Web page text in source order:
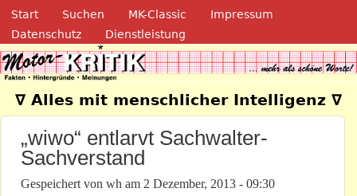
Direkt zum Inhalt
Navigation
Start Suchen MK-Classic
Impressum
Datenschutz
Dienstleistung
Motor-Kritik.de
∇ Alles mit menschlicher Intelligenz ∇
„wiwo“ entlarvt Sachwalter-
Sachverstand
Gespeichert von wh am 2 Dezember, 2013 - 09:30